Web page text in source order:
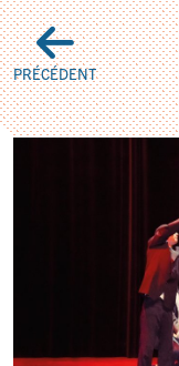
PRÉCÉDENT